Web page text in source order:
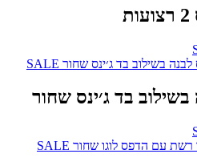
זה
מספר
סוגים.
לבחור
את
SALE
בד ג׳ינס שחור
זה
SALE